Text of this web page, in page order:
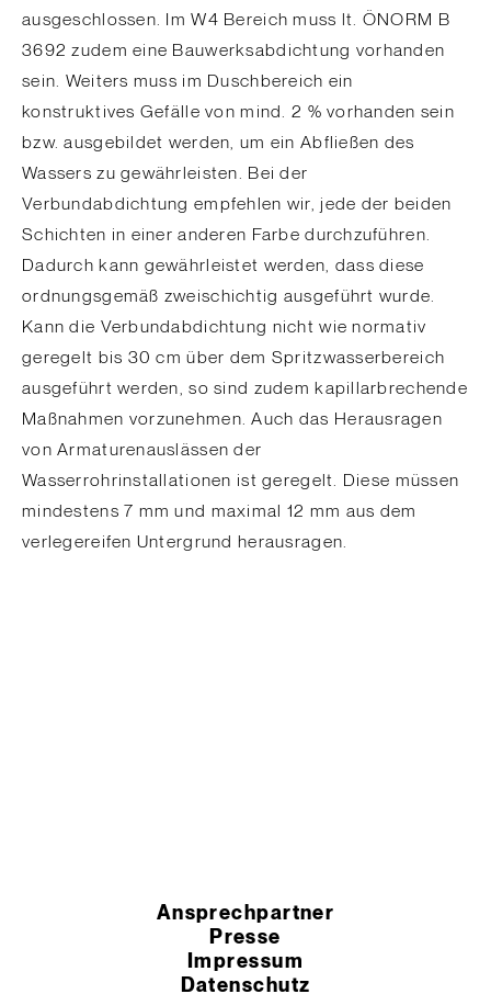
ausgeschlossen. Im W4 Bereich muss lt. ÖNORM B
3692 zudem eine Bauwerksabdichtung vorhanden
sein. Weiters muss im Duschbereich ein
konstruktives Gefälle von mind. 2 % vorhanden sein
bzw. ausgebildet werden, um ein Abfließen des
Wassers zu gewährleisten. Bei der
Verbundabdichtung empfehlen wir, jede der beiden
Schichten in einer anderen Farbe durchzuführen.
Dadurch kann gewährleistet werden, dass diese
ordnungsgemäß zweischichtig ausgeführt wurde.
Kann die Verbundabdichtung nicht wie normativ
geregelt bis 30 cm über dem Spritzwasserbereich
ausgeführt werden, so sind zudem kapillarbrechende
Maßnahmen vorzunehmen. Auch das Herausragen
von Armaturenauslässen der
Wasserrohrinstallationen ist geregelt. Diese müssen
mindestens 7 mm und maximal 12 mm aus dem
verlegereifen Untergrund herausragen.
Ansprechpartner
Presse
Impressum
Datenschutz